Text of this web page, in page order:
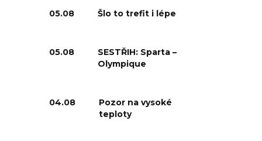
05.08 Šlo to trefit i lépe
05.08
SESTŘIH: Sparta –
Olympique
04.08
Pozor na vysoké
teploty